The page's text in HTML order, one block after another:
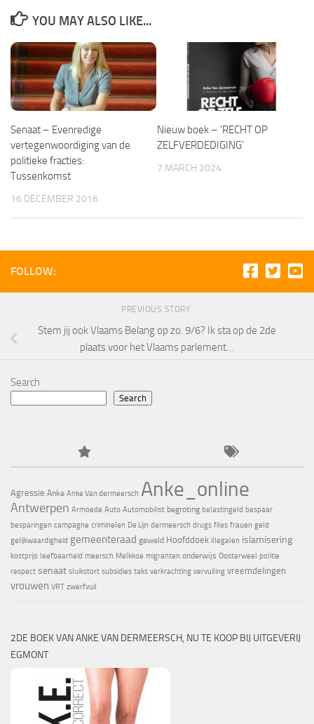
YOU MAY ALSO LIKE...
Senaat – Evenredige
vertegenwoordiging van de
politieke fracties:
Tussenkomst
16 DECEMBER 2016
Nieuw boek – ‘RECHT OP
ZELFVERDEDIGING’
7 MARCH 2024
FOLLOW:
PREVIOUS STORY
Stem jij ook Vlaams Belang op zo. 9/6? Ik sta op de 2de
plaats voor het Vlaams parlement…
Search
Search
Agressie Anke Anke Van dermeersch Anke_online
Antwerpen Armoede Auto Automobilist begroting belastingeld bespaar
besparingen campagne criminelen De Lijn dermeersch drugs files frauen geld
gelijkwaardigheid gemeenteraad geweld Hoofddoek illegalen islamisering
kostprijs leefbaarheid meersch Melkkoe migranten onderwijs Oosterweel politie
respect senaat sluikstort subsidies taks verkrachting vervuiling vreemdelingen
vrouwen VRT zwerfvuil
2DE BOEK VAN ANKE VAN DERMEERSCH, NU TE KOOP BIJ UITGEVERIJ
EGMONT